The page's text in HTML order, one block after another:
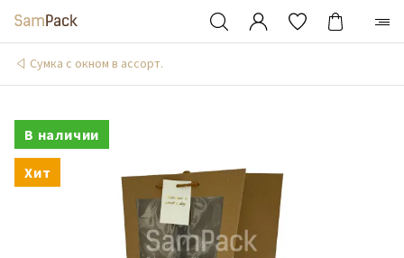
Сумка с окном в ассорт.
В наличии
Хит